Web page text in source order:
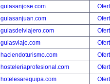
guiasanjose.com
guiasanjuan.com
guiasdelviajero.com
guiasviaje.com
haciendoturismo.com
hosteleriaprofesional.com
hotelesarequipa.com